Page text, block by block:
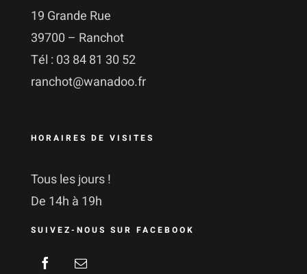
19 Grande Rue
39700 – Ranchot
Tél : 03 84 81 30 52
ranchot@wanadoo.fr
HORAIRES DE VISITES
Tous les jours !
De 14h à 19h
SUIVEZ-NOUS SUR FACEBOOK